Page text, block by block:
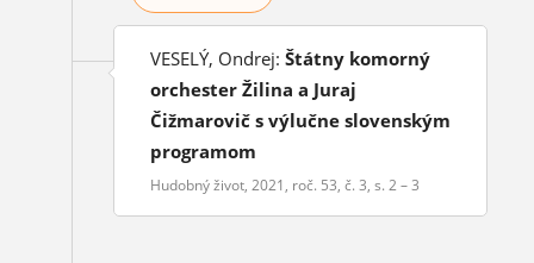
VESELÝ, Ondrej: Štátny komorný
orchester Žilina a Juraj
Čižmarovič s výlučne slovenským
programom
Hudobný život, 2021, roč. 53, č. 3, s. 2 – 3